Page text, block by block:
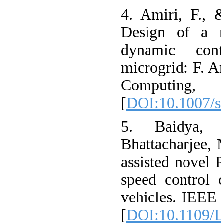
4. Amiri, F.,
Design of a
dynamic
microgrid: F.
[DOI:10.1007/
5.
Bhattacharjee,
assisted
speed
vehicles. IEEE
[DOI:10.1109/